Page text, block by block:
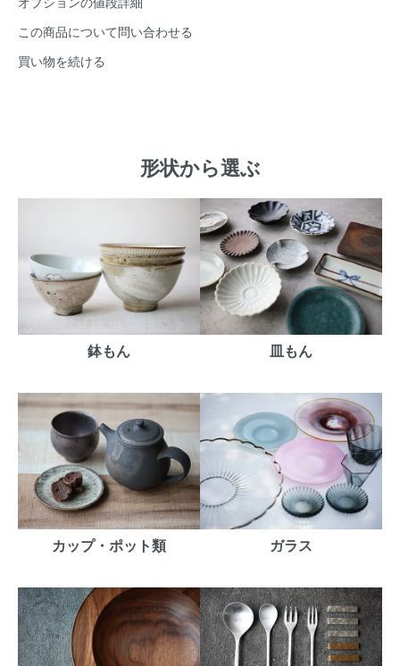
この商品について問い合わせる
買い物を続ける
形状から選ぶ
鉢もん 皿もん
カップ・ポット類 ガラス